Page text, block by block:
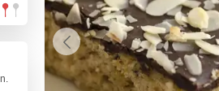
Previous